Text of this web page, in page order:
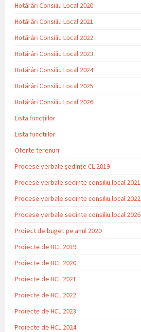
Hotărâri Consiliu Local 2020
Hotărâri Consiliu Local 2021
Hotărâri Consiliu Local 2022
Hotărâri Consiliu Local 2023
Hotărâri Consiliu Local 2024
Hotărâri Consiliu Local 2025
Hotărâri Consiliu Local 2026
Lista funcțiilor
Lista functiilor
Oferte terenuri
Procese verbale ședințe CL 2019
Procese verbale sedinte consiliu local 2021
Procese verbale sedinte consiliu local 2022
Procese verbale sedinte consiliu local 2026
Proiect de buget pe anul 2020
Proiecte de HCL 2019
Proiecte de HCL 2020
Proiecte de HCL 2021
Proiecte de HCL 2022
Proiecte de HCL 2023
Proiecte de HCL 2024